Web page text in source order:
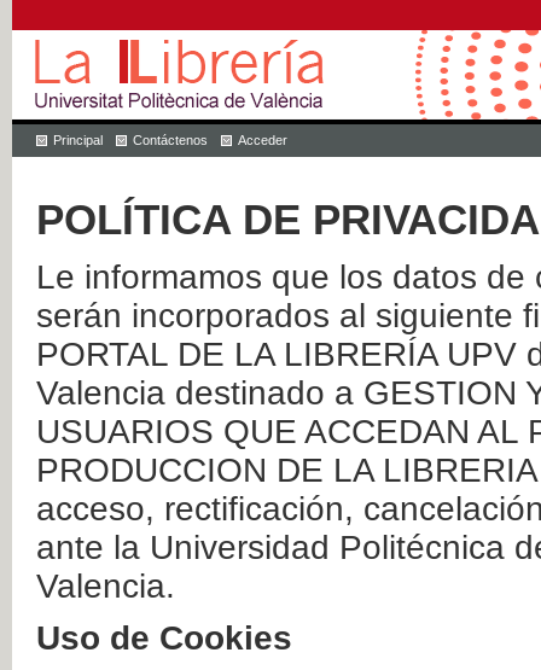
Principal Contáctenos Acceder
POLÍTICA DE
Le informamos que los datos
serán incorporados al siguiente
PORTAL DE LA LIBRERÍA
Valencia destinado a GESTION
USUARIOS QUE ACCEDAN AL
PRODUCCION DE LA
acceso, rectificación,
ante la Universidad Politécnica
Valencia.
Uso de Cookies